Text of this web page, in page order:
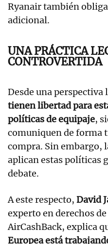
Ryanair también
adicional.
UNA PRÁCTICA
CONTROVERTIDA
Desde una perspectiva
tienen libertad para
políticas de equipaje,
comuniquen de forma
compra. Sin embargo,
aplican estas políticas
debate.
A este respecto, David
experto en derechos
AirCashBack, explica
Europea está